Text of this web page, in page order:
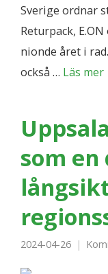
Sverige ordnar
Returpack,
nionde året i
också … Läs mer
som en
2024-04-26